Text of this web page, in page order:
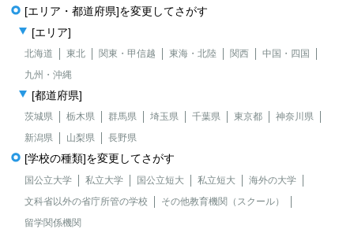
[エリア・都道府県]を変更してさがす
[エリア]
北海道 東北 関東・甲信越 東海・北陸 関西
中国・四国
九州・沖縄
[都道府県]
茨城県 栃木県 群馬県 埼玉県 千葉県 東京都
神奈川県
新潟県
山梨県 長野県
[学校の種類]を変更してさがす
国公立大学 私立大学 国公立短大 私立短大
海外の大学
文科省以外の省庁所管の学校
その他教育機関（スクール）
留学関係機関